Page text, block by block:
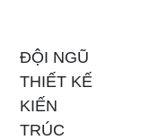
ĐỘI NGŨ
THIẾT KẾ
KIẾN
TRÚC